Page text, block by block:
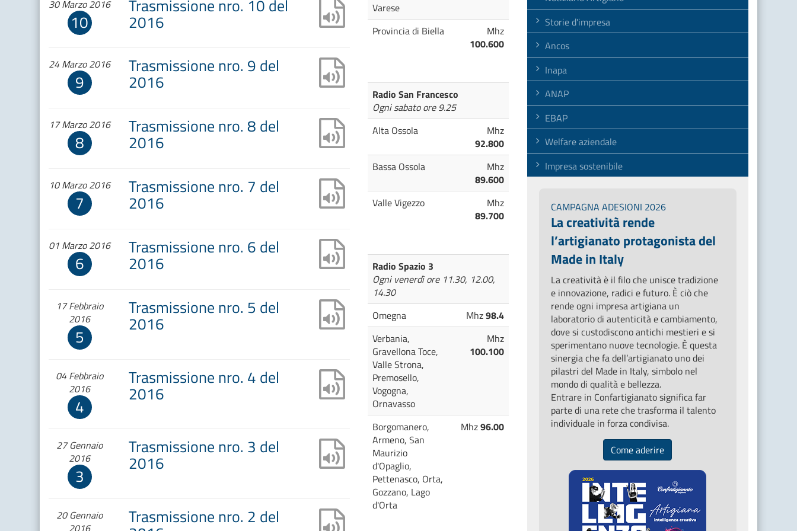
30 Marzo 2016
10
Trasmissione nro. 10 del
2016
24 Marzo 2016
9
Trasmissione nro. 9 del
2016
17 Marzo 2016
8
Trasmissione nro. 8 del
2016
10 Marzo 2016
7
Trasmissione nro. 7 del
2016
01 Marzo 2016
6
Trasmissione nro. 6 del
2016
17 Febbraio
2016
5
Trasmissione nro. 5 del
2016
04 Febbraio
2016
4
Trasmissione nro. 4 del
2016
27 Gennaio
2016
3
Trasmissione nro. 3 del
2016
20 Gennaio
Trasmissione nro. 2 del
Varese
Provincia di Biella
Mhz
100.600
Radio San Francesco
Ogni sabato ore 9.25
Alta Ossola
Mhz
92.800
Bassa Ossola
Mhz
89.600
Valle Vigezzo
Mhz
89.700
Radio Spazio 3
Ogni venerdì ore 11.30, 12.00,
14.30
Omegna
Mhz98.4
Verbania,
Gravellona Toce,
Valle Strona,
Premosello,
Vogogna,
Ornavasso
Mhz
100.100
Borgomanero,
Armeno, San
Maurizio
d'Opaglio,
Pettenasco, Orta,
Gozzano, Lago
d'Orta
Mhz96.00
Storie d'impresa
Ancos
Inapa
ANAP
EBAP
Welfare aziendale
Impresa sostenibile
CAMPAGNA ADESIONI 2026
La creatività rende
l’artigianato protagonista del
Made in Italy
La creatività è il filo che unisce tradizione
e innovazione, radici e futuro. È ciò che
rende ogni impresa artigiana un
laboratorio di autenticità e cambiamento,
dove si custodiscono antichi mestieri e si
sperimentano nuove tecnologie. È questa
sinergia che fa dell’artigianato uno dei
pilastri del Made in Italy, simbolo nel
mondo di qualità e bellezza.
Entrare in Confartigianato significa far
parte di una rete che trasforma il talento
individuale in forza condivisa.
Come aderire